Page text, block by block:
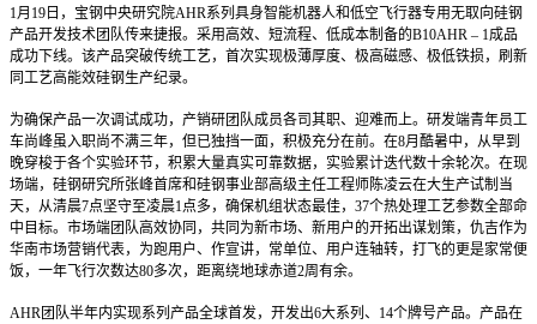
1月19日，宝钢中央研究院AHR系列具身智能机器人和低空飞行器专用无取向硅钢
产品开发技术团队传来捷报。采用高效、短流程、低成本制备的B10AHR – 1成品
成功下线。该产品突破传统工艺，首次实现极薄厚度、极高磁感、极低铁损，刷新
同工艺高能效硅钢生产纪录。
为确保产品一次调试成功，产销研团队成员各司其职、迎难而上。研发端青年员工
车尚峰虽入职尚不满三年，但已独挡一面，积极充分在前。在8月酷暑中，从早到
晚穿梭于各个实验环节，积累大量真实可靠数据，实验累计迭代数十余轮次。在现
场端，硅钢研究所张峰首席和硅钢事业部高级主任工程师陈凌云在大生产试制当
天，从清晨7点坚守至凌晨1点多，确保机组状态最佳，37个热处理工艺参数全部命
中目标。市场端团队高效协同，共同为新市场、新用户的开拓出谋划策，仇吉作为
华南市场营销代表，为跑用户、作宣讲，常单位、用户连轴转，打飞的更是家常便
饭，一年飞行次数达80多次，距离绕地球赤道2周有余。
AHR团队半年内实现系列产品全球首发，开发出6大系列、14个牌号产品。产品在